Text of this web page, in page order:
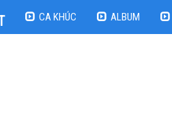
CA KHÚC ALBUM